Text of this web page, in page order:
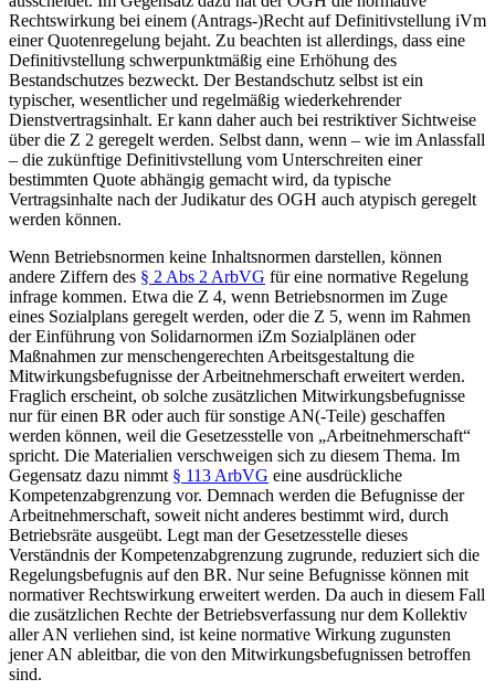
Rechtswirkung bei einem (Antrags-)Recht auf Definitivstellung iVm
einer Quotenregelung bejaht. Zu beachten ist allerdings, dass eine
Definitivstellung schwerpunktmäßig eine Erhöhung des
Bestandschutzes bezweckt. Der Bestandschutz selbst ist ein
typischer, wesentlicher und regelmäßig wiederkehrender
Dienstvertragsinhalt. Er kann daher auch bei restriktiver Sichtweise
über die Z 2 geregelt werden. Selbst dann, wenn – wie im Anlassfall
– die zukünftige Definitivstellung vom Unterschreiten einer
bestimmten Quote abhängig gemacht wird, da typische
Vertragsinhalte nach der Judikatur des OGH auch atypisch geregelt
werden können.
Wenn Betriebsnormen keine Inhaltsnormen darstellen, können
andere Ziffern des § 2 Abs 2 ArbVG für eine normative Regelung
infrage kommen. Etwa die Z 4, wenn Betriebsnormen im Zuge
eines Sozialplans geregelt werden, oder die Z 5, wenn im Rahmen
der Einführung von Solidarnormen iZm Sozialplänen oder
Maßnahmen zur menschengerechten Arbeitsgestaltung die
Mitwirkungsbefugnisse der Arbeitnehmerschaft erweitert werden.
Fraglich erscheint, ob solche zusätzlichen Mitwirkungsbefugnisse
nur für einen BR oder auch für sonstige AN(-Teile) geschaffen
werden können, weil die Gesetzesstelle von „Arbeitnehmerschaft“
spricht. Die Materialien verschweigen sich zu diesem Thema. Im
Gegensatz dazu nimmt § 113 ArbVG eine ausdrückliche
Kompetenzabgrenzung vor. Demnach werden die Befugnisse der
Arbeitnehmerschaft, soweit nicht anderes bestimmt wird, durch
Betriebsräte ausgeübt. Legt man der Gesetzesstelle dieses
Verständnis der Kompetenzabgrenzung zugrunde, reduziert sich die
Regelungsbefugnis auf den BR. Nur seine Befugnisse können mit
normativer Rechtswirkung erweitert werden. Da auch in diesem Fall
die zusätzlichen Rechte der Betriebsverfassung nur dem Kollektiv
aller AN verliehen sind, ist keine normative Wirkung zugunsten
jener AN ableitbar, die von den Mitwirkungsbefugnissen betroffen
sind.